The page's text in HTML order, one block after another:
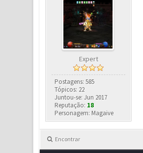
Expert
Postagens: 585
Tópicos: 22
Juntou-se: Jun 2017
Reputação: 18
Personagem: Magaive
Encontrar